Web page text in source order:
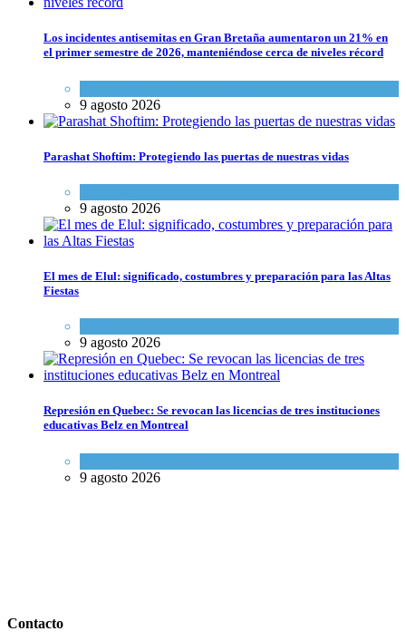
Los incidentes antisemitas en Gran Bretaña aumentaron un 21% en
el primer semestre de 2026, manteniéndose cerca de niveles récord
9 agosto 2026
Parashat Shoftim: Protegiendo las puertas de nuestras vidas
9 agosto 2026
El mes de Elul: significado, costumbres y preparación para las Altas
Fiestas
9 agosto 2026
Represión en Quebec: Se revocan las licencias de tres instituciones
educativas Belz en Montreal
9 agosto 2026
Contacto